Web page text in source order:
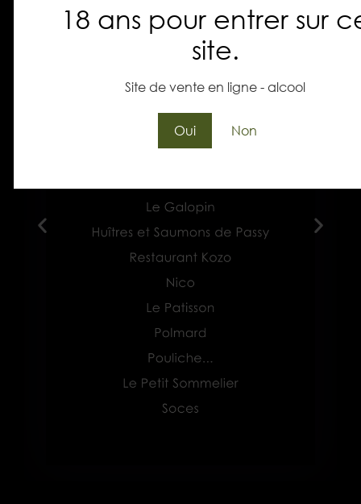
18 ans pour entrer sur
site.
Site de vente en ligne - alcool
Oui Non